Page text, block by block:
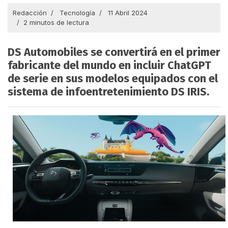
Redacción Tecnología
11 Abril 2024
2 minutos de lectura
DS Automobiles se convertirá en el primer
fabricante del mundo en incluir ChatGPT
de serie en sus modelos equipados con el
sistema de infoentretenimiento DS IRIS.